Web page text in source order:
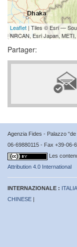
Leaflet | Tiles © Esri —
NRCAN, Esri Japan,
Partager:
Agenzia Fides - Palazzo
06-69880115 - Fax +39-06-
Les
Attribution 4.0 International
INTERNAZIONALE :
CHINESE |